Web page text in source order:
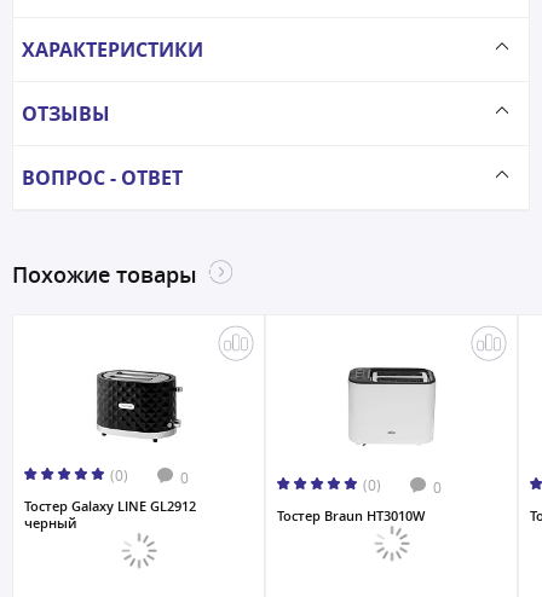
ХАРАКТЕРИСТИКИ
ОТЗЫВЫ
ВОПРОС - ОТВЕТ
Похожие товары
(0) 0
Тостер Galaxy LINE GL2912
черный
(0) 0
Тостер Braun HT3010W